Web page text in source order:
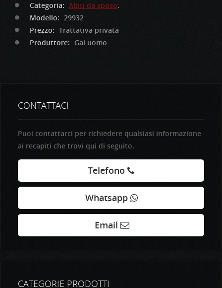
Categoria: Abiti da sposo.
Modello: 29932
Prezzo: Trattativa privata
Produttore: Gai uomo
CONTATTACI
Puoi contattarci per richiedere qualsiasi informazione
ai recapiti che trovi qui di seguito.
Telefono
Whatsapp
Email
CATEGORIE PRODOTTI